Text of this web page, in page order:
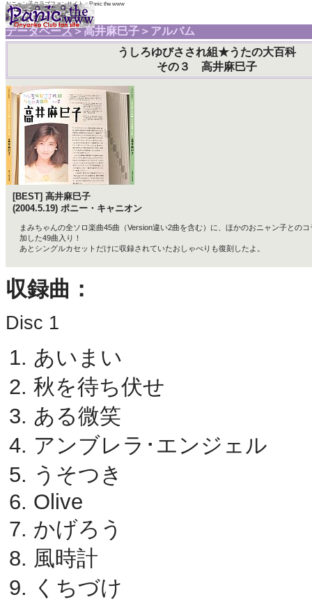
おニャン子クラブファンサイト :: Panic the www
データベース＞高井麻巳子＞アルバム
うしろゆびさされ組★うたの大百科
その３ 高井麻巳子
[BEST] 高井麻巳子
(2004.5.19) ポニー・キャニオン
まみちゃんの全ソロ楽曲45曲（Version違い2曲を含む）に、ほかのおニャン子との
加した49曲入り！
あとシングルカセットだけに収録されていたおしゃべりも復刻したよ。
収録曲：
Disc 1
あいまい
秋を待ち伏せ
ある微笑
アンブレラ･エンジェル
うそつき
Olive
かげろう
風時計
くちづけ